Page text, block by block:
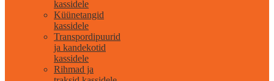
kassidele
Küünetangid
kassidele
Transpordipuurid
ja kandekotid
kassidele
Rihmad ja